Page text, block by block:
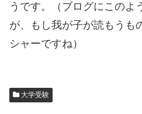
うです。（ブログにこのよ
が、もし我が子が読もうも
シャーですね）
大学受験